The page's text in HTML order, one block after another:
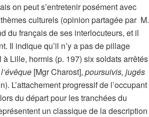
on peut s’entretenir posément avec
culturels (opinion partagée par M.
du français de ses interlocuteurs, et il
Il indique qu’il n’y a pas de pillage
Lille, hormis (p. 197) six soldats arrêtés
[Mgr Charost],poursuivis, jugés
L’attachement progressif de l’occupant
du départ pour les tranchées du
un classique de la description